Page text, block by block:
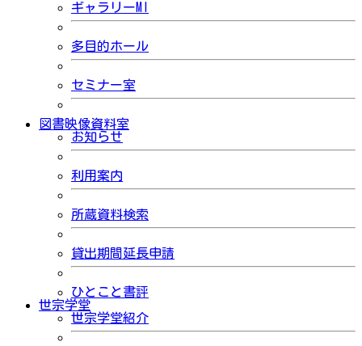
ギャラリーMI
多目的ホール
セミナー室
図書映像資料室
お知らせ
利用案内
所蔵資料検索
貸出期間延長申請
ひとこと書評
世宗学堂
世宗学堂紹介